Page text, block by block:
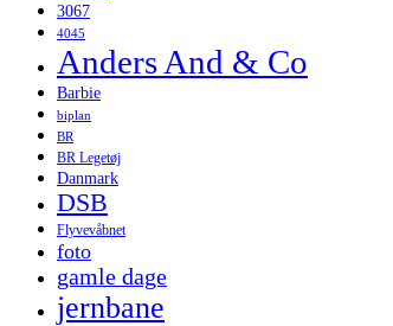
3067
4045
Anders And & Co
Barbie
biplan
BR
BR Legetøj
Danmark
DSB
Flyvevåbnet
foto
gamle dage
jernbane